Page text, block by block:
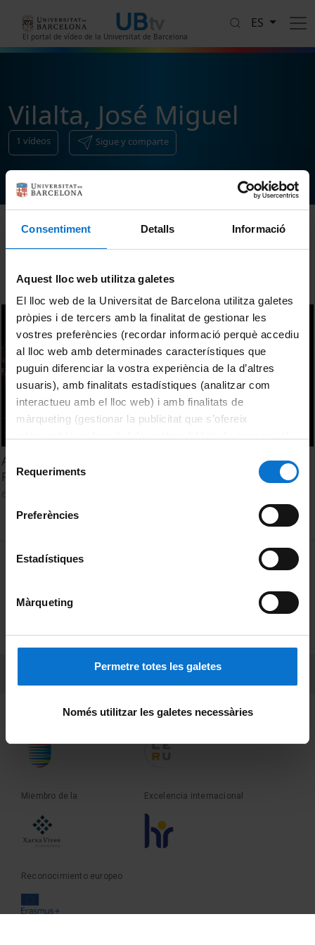
Consentiment Detalls Informació
Aquest lloc web utilitza galetes
El lloc web de la Universitat de Barcelona utilitza galetes
pròpies i de tercers amb la finalitat de gestionar les
vostres preferències (recordar informació perquè accediu
al lloc web amb determinades característiques que
puguin diferenciar la vostra experiència de la d’altres
usuaris), amb finalitats estadístiques (analitzar com
interactueu amb el lloc web) i amb finalitats de
màrqueting (gestionar la publicitat que s’ofereix
consultar laPolítica de galetes del lloc web de la
Selecció
de Requeriments
Preferències
Estadístiques
Màrqueting
Permetre totes les galetes
Només utilitzar les galetes necessàries
El portal de vídeo de la Universitat de Barcelona
ES
Vilalta, José Miguel
1 vídeos Sigue y comparte
Ordenar
Acte de graduació dels estudiants de Relacions Laborals.
Promoció 2015
MENÚ PEU 1
Privacidad y términos
Sobre UBtv
Fundadora de la Miembro de la
Miembro de la Excelencia internacional
Reconocimiento europeo